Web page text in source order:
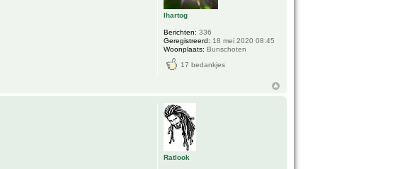
lhartog
Berichten: 336
Geregistreerd: 18 mei 2020 08:45
Woonplaats: Bunschoten
17 bedankjes
Ratlook